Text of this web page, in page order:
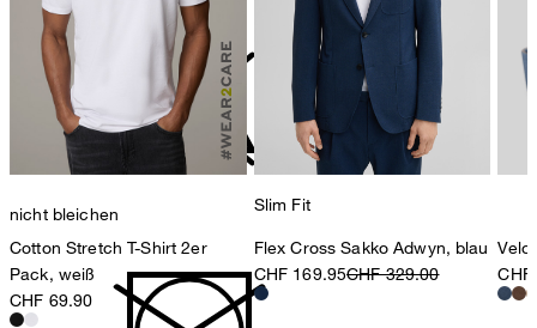
nicht bleichen
Cotton Stretch T-Shirt 2er
Pack, weiß
CHF 69.90
Slim Fit
Flex Cross Sakko Adwyn, blau
CHF 169.95CHF 329.00